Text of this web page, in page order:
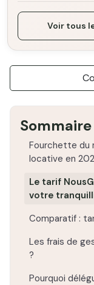
Voir tous
Sommaire
Fourchette du
locative en
Le tarif
votre
Comparatif :
Les frais de
?
Pourquoi